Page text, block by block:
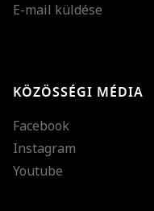
E-mail küldése
KÖZÖSSÉGI MÉDIA
Facebook
Instagram
Youtube